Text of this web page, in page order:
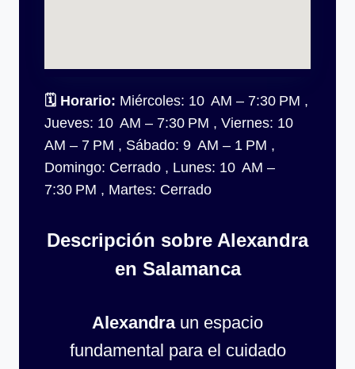
🗓 Horario: Miércoles: 10 AM – 7:30 PM ,
Jueves: 10 AM – 7:30 PM , Viernes: 10
AM – 7 PM , Sábado: 9 AM – 1 PM ,
Domingo: Cerrado , Lunes: 10 AM –
7:30 PM , Martes: Cerrado
Descripción sobre Alexandra
en Salamanca
Alexandraun espacio
fundamental para el cuidado